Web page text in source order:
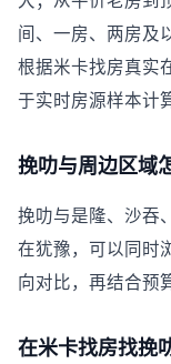
间、一房、两房及
根据米卡找房真
于实时房源样本计
挽叻与周边区域
挽叻与是隆、沙吞
在犹豫，可以同时
向对比，再结合预
在米卡找房找挽